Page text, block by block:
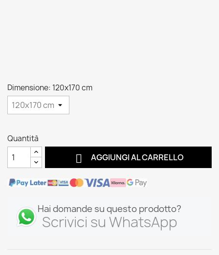
Dimensione: 120x170 cm
Quantità
 AGGIUNGI AL CARRELLO
Hai domande su questo prodotto?
Scrivici su WhatsApp